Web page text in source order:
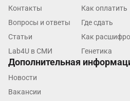
Великий Новгород
Видное
Владимир
Волгоград
Контакты
Вопросы и ответы
Статьи
Lab4U в СМИ
Как оплатить
Где сдать
Как
Генетика
Дополнительная
Новости
Вакансии